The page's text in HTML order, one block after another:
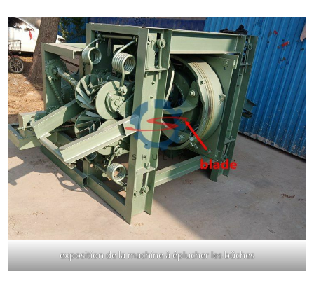
exposition de la machine à éplucher les bûches